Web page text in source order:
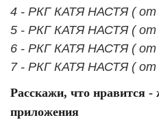
4 - РКГ КАТЯ НАСТЯ ( от
5 - РКГ КАТЯ НАСТЯ ( от
6 - РКГ КАТЯ НАСТЯ ( от
7 - РКГ КАТЯ НАСТЯ ( от
Расскажи, что нравится
приложения